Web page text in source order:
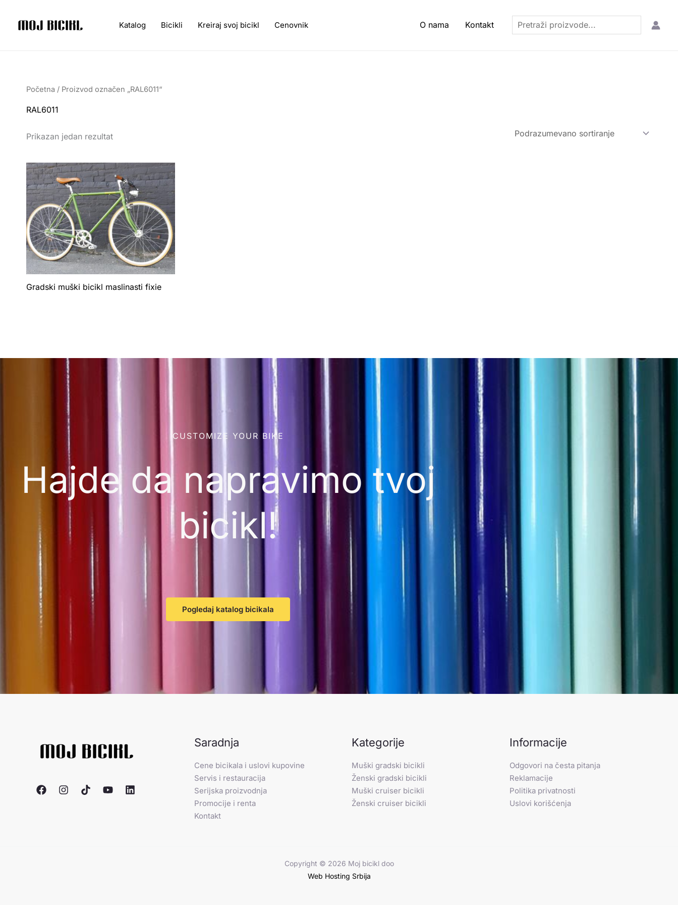
sadržaj
Katalog Bicikli Kreiraj svoj bicikl Cenovnik O nama Kontakt
Početna / Proizvod označen „RAL6011“
RAL6011
Prikazan jedan rezultat
Gradski muški bicikl maslinasti fixie
CUSTOMIZE YOUR BIKE
Hajde da napravimo tvoj
bicikl!
Pogledaj katalog bicikala
Saradnja
Cene bicikala i uslovi kupovine
Servis i restauracija
Serijska proizvodnja
Promocije i renta
Kontakt
Kategorije
Muški gradski bicikli
Ženski gradski bicikli
Muški cruiser bicikli
Ženski cruiser bicikli
Informacije
Odgovori na česta pitanja
Reklamacije
Politika privatnosti
Uslovi korišćenja
Copyright © 2026 Moj bicikl doo
Web Hosting Srbija